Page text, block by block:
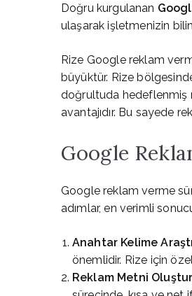
Doğru kurgulanan
ulaşarak işletmenizin
Rize Google reklam
büyüktür. Rize
doğrultuda hedeflenmiş
avantajıdır. Bu sayede
Google
Google reklam verme
adımlar, en verimli
Anahtar Kelime
önemlidir. Rize için
Reklam Metni